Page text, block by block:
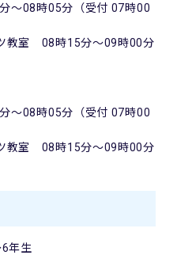
08時05分（受付 07時00
教室 08時15分～09時00分
08時05分（受付 07時00
教室 08時15分～09時00分
年生